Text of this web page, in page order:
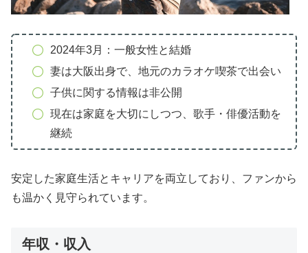
2024年3月：一般女性と結婚
妻は大阪出身で、地元のカラオケ喫茶で出会い
子供に関する情報は非公開
現在は家庭を大切にしつつ、歌手・俳優活動を
継続
安定した家庭生活とキャリアを両立しており、ファンから
も温かく見守られています。
年収・収入